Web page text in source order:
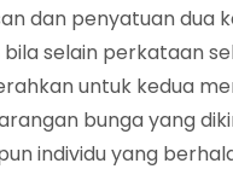
dan penyatuan dua
bila selain perkataan
untuk kedua
bunga yang
individu yang